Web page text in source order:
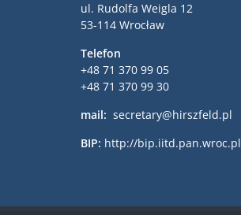
ul. Rudolfa Weigla 12
53-114 Wrocław
Telefon
+48 71 370 99 05
+48 71 370 99 30
mail: secretary@hirszfeld.pl
BIP: http://bip.iitd.pan.wroc.pl